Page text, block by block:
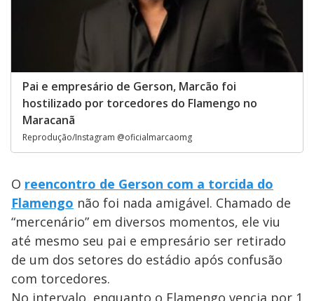
Pai e empresário de Gerson, Marcão foi
hostilizado por torcedores do Flamengo no
Maracanã
Reprodução/Instagram @oficialmarcaomg
O reencontro de Gerson com a torcida do
Flamengo não foi nada amigável. Chamado de
“mercenário” em diversos momentos, ele viu
até mesmo seu pai e empresário ser retirado
de um dos setores do estádio após confusão
com torcedores.